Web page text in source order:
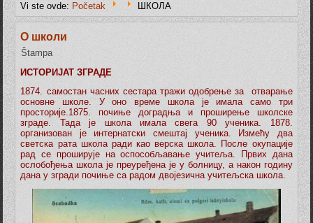
Vi ste ovde: Početak ШКОЛА
О школи
Štampa
ИСТОРИЈАТ ЗГРАДЕ
1874. самостан часних сестара тражи одобрење за отварање
основне школе. У оно време школа је имала само три
просторије.1875. почиње доградња и проширење школске
зграде. Тада је школа имала свега 90 ученика. 1878.
организован је интернатски смештај ученика. Измећу два
светска рата школа ради као верска школа. После окупације
рад се проширује на оспособљавање учитеља. Првих дана
ослобођења школа је преуређена je у болницу, а након годину
дана у згради почиње са радом двојезична учитељска школа.